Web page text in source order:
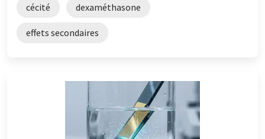
cécité dexaméthasone
effets secondaires